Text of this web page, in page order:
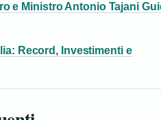
e Ministro Antonio Tajani
Record, Investimenti e